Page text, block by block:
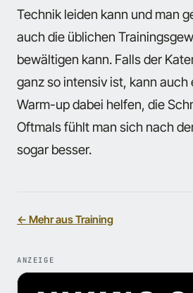
Technik leiden kann und man
auch die üblichen
bewältigen kann. Falls der
ganz so intensiv ist, kann auch
Warm-up dabei helfen, die
Oftmals fühlt man sich nach
sogar besser.
← Mehr aus Training
ANZEIGE